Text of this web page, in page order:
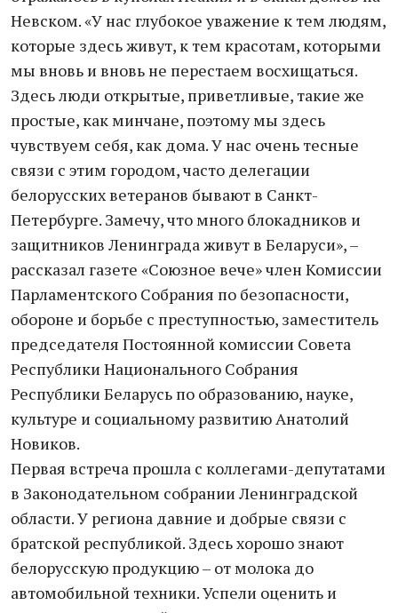
Невском. «У нас глубокое уважение к тем людям,
которые здесь живут, к тем красотам, которыми
мы вновь и вновь не перестаем восхищаться.
Здесь люди открытые, приветливые, такие же
простые, как минчане, поэтому мы здесь
чувствуем себя, как дома. У нас очень тесные
связи с этим городом, часто делегации
белорусских ветеранов бывают в Санкт-
Петербурге. Замечу, что много блокадников и
защитников Ленинграда живут в Беларуси», –
рассказал газете «Союзное вече» член Комиссии
Парламентского Собрания по безопасности,
обороне и борьбе с преступностью, заместитель
председателя Постоянной комиссии Совета
Республики Национального Собрания
Республики Беларусь по образованию, науке,
культуре и социальному развитию Анатолий
Новиков.
Первая встреча прошла с коллегами-депутатами
в Законодательном собрании Ленинградской
области. У региона давние и добрые связи с
братской республикой. Здесь хорошо знают
белорусскую продукцию – от молока до
автомобильной техники. Успели оценить и